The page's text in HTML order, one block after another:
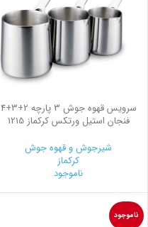
سرويس قهوه جوش 3 پارچه 2+3+4
فنجان استیل ورتكس کرکماز 1215
شیرجوش و قهوه جوش
کرکماز
ناموجود
ناموجود